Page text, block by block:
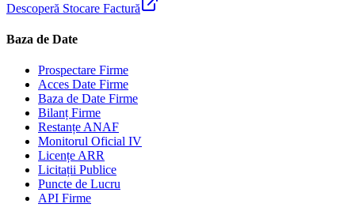
Descoperă Stocare Factură
Baza de Date
Prospectare Firme
Acces Date Firme
Baza de Date Firme
Bilanț Firme
Restanțe ANAF
Monitorul Oficial IV
Licențe ARR
Licitații Publice
Puncte de Lucru
API Firme